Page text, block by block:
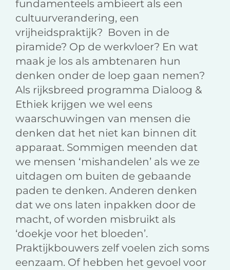
fundamenteels ambieert als een
cultuurverandering, een
vrijheidspraktijk? Boven in de
piramide? Op de werkvloer? En wat
maak je los als ambtenaren hun
denken onder de loep gaan nemen?
Als rijksbreed programma Dialoog &
Ethiek krijgen we wel eens
waarschuwingen van mensen die
denken dat het niet kan binnen dit
apparaat. Sommigen meenden dat
we mensen ‘mishandelen’ als we ze
uitdagen om buiten de gebaande
paden te denken. Anderen denken
dat we ons laten inpakken door de
macht, of worden misbruikt als
‘doekje voor het bloeden’.
Praktijkbouwers zelf voelen zich soms
eenzaam. Of hebben het gevoel voor